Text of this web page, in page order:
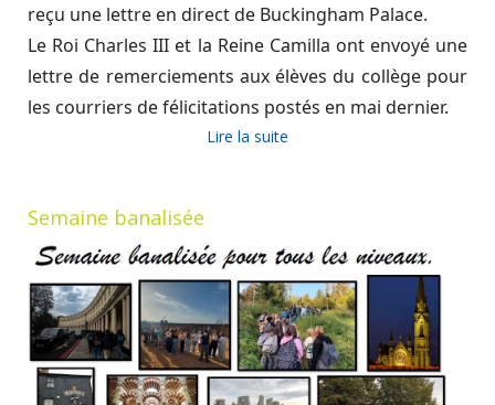
reçu une lettre en direct de Buckingham Palace.
Le Roi Charles III et la Reine Camilla ont envoyé une
lettre de remerciements aux élèves du collège pour
les courriers de félicitations postés en mai dernier.
Lire la suite
Semaine banalisée